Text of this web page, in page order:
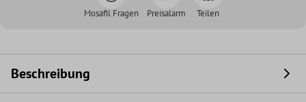
Mosafil Fragen Preisalarm Teilen
Beschreibung